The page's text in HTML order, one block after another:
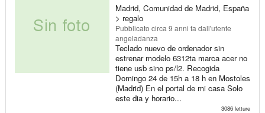
Madrid, Comunidad de Madrid, España
> regalo
Pubblicato circa 9 anni fa dall'utente
angeladanza
Teclado nuevo de ordenador sin
estrenar modelo 6312ta marca acer no
tiene usb sino ps/l2. Recogida
Domingo 24 de 15h a 18 h en Mostoles
(Madrid) En el portal de mi casa Solo
este dia y horario...
3086 letture